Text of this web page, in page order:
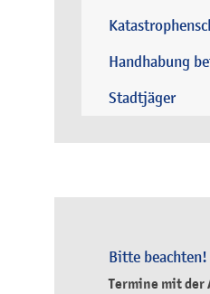
Handhabung
Stadtjäger
Bitte beachten!
Termine mit der